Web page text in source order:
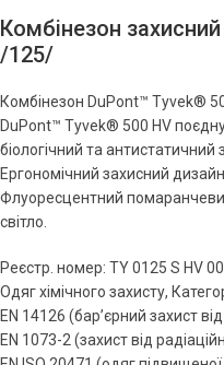
Комбінезон
/125/
Комбінезон DuPont™ Tyvek®
DuPont™ Tyvek® 500 HV
біологічний та антистатичний
Ергономічний захисний
Флуоресцентний
світло.
Реєстр. номер: TY 0125 S HV
Одяг хімічного захисту,
EN 14126 (бар’єрний захист
EN 1073-2 (захист від